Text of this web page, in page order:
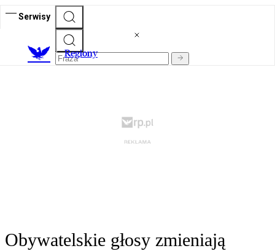
Serwisy
Regiony
Obywatelskie głosy zmieniają